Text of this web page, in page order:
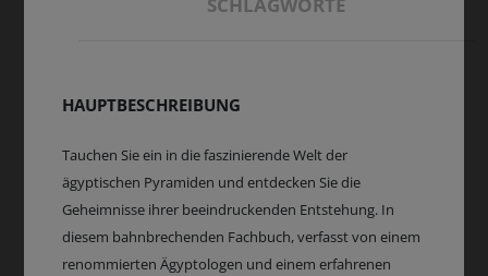
SCHLAGWORTE
HAUPTBESCHREIBUNG
Tauchen Sie ein in die faszinierende Welt der
ägyptischen Pyramiden und entdecken Sie die
Geheimnisse ihrer beeindruckenden Entstehung. In
diesem bahnbrechenden Fachbuch, verfasst von einem
renommierten Ägyptologen und einem erfahrenen